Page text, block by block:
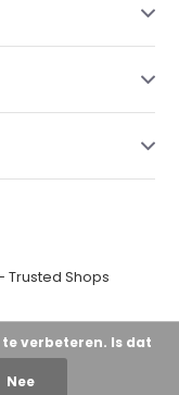
Trusted Shops
verbeteren. Is dat
Nee